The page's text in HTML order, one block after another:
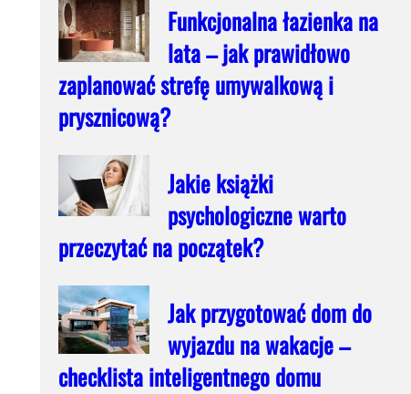
Funkcjonalna łazienka na
lata – jak prawidłowo
zaplanować strefę umywalkową i
prysznicową?
Jakie książki
psychologiczne warto
przeczytać na początek?
Jak przygotować dom do
wyjazdu na wakacje –
checklista inteligentnego domu